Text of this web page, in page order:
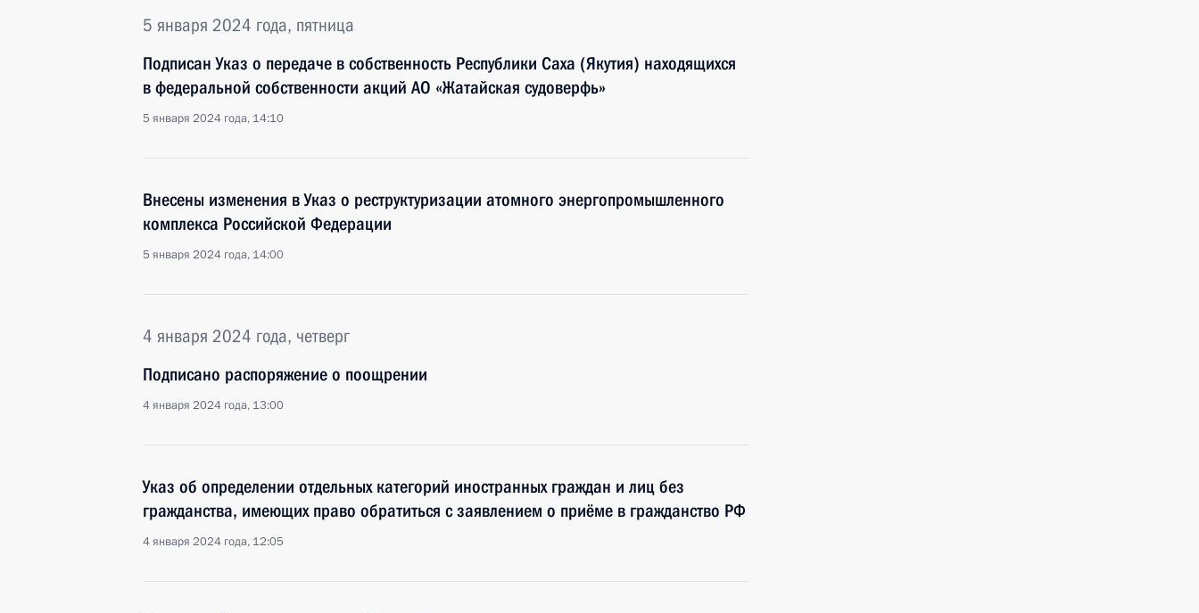
5 января 2024 года, пятница
Подписан Указ о передаче в собственность Республики Саха (Якутия) находящихся
в федеральной собственности акций АО «Жатайская судоверфь»
5 января 2024 года, 14:10
Внесены изменения в Указ о реструктуризации атомного энергопромышленного
комплекса Российской Федерации
5 января 2024 года, 14:00
4 января 2024 года, четверг
Подписано распоряжение о поощрении
4 января 2024 года, 13:00
Указ об определении отдельных категорий иностранных граждан и лиц без
гражданства, имеющих право обратиться с заявлением о приёме в гражданство РФ
4 января 2024 года, 12:05